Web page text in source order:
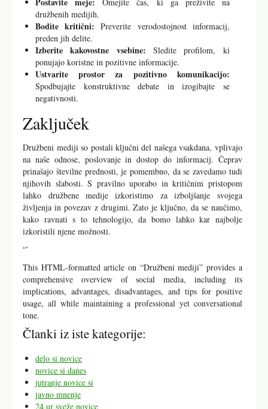
družbenih medijih.
Bodite kritični: Preverite verodostojnost informacij,
preden jih delite.
Izberite kakovostne vsebine: Sledite profilom, ki
ponujajo koristne in pozitivne informacije.
Ustvarite prostor za pozitivno komunikacijo:
Spodbujajte konstruktivne debate in izogibajte se
negativnosti.
Zaključek
Družbeni mediji so postali ključni del našega vsakdana, vplivajo
na naše odnose, poslovanje in dostop do informacij. Čeprav
prinašajo številne prednosti, je pomembno, da se zavedamo tudi
njihovih slabosti. S pravilno uporabo in kritičnim pristopom
lahko družbene medije izkoristimo za izboljšanje svojega
življenja in povezav z drugimi. Zato je ključno, da se naučimo,
kako ravnati s to tehnologijo, da bomo lahko kar najbolje
izkoristili njene možnosti.
“`
This HTML-formatted article on “Družbeni mediji” provides a
comprehensive overview of social media, including its
implications, advantages, disadvantages, and tips for positive
usage, all while maintaining a professional yet conversational
tone.
Članki iz iste kategorije:
delo si novice
novice si danes
jutranje novice si
javno mnenje
24 ur sveže novice